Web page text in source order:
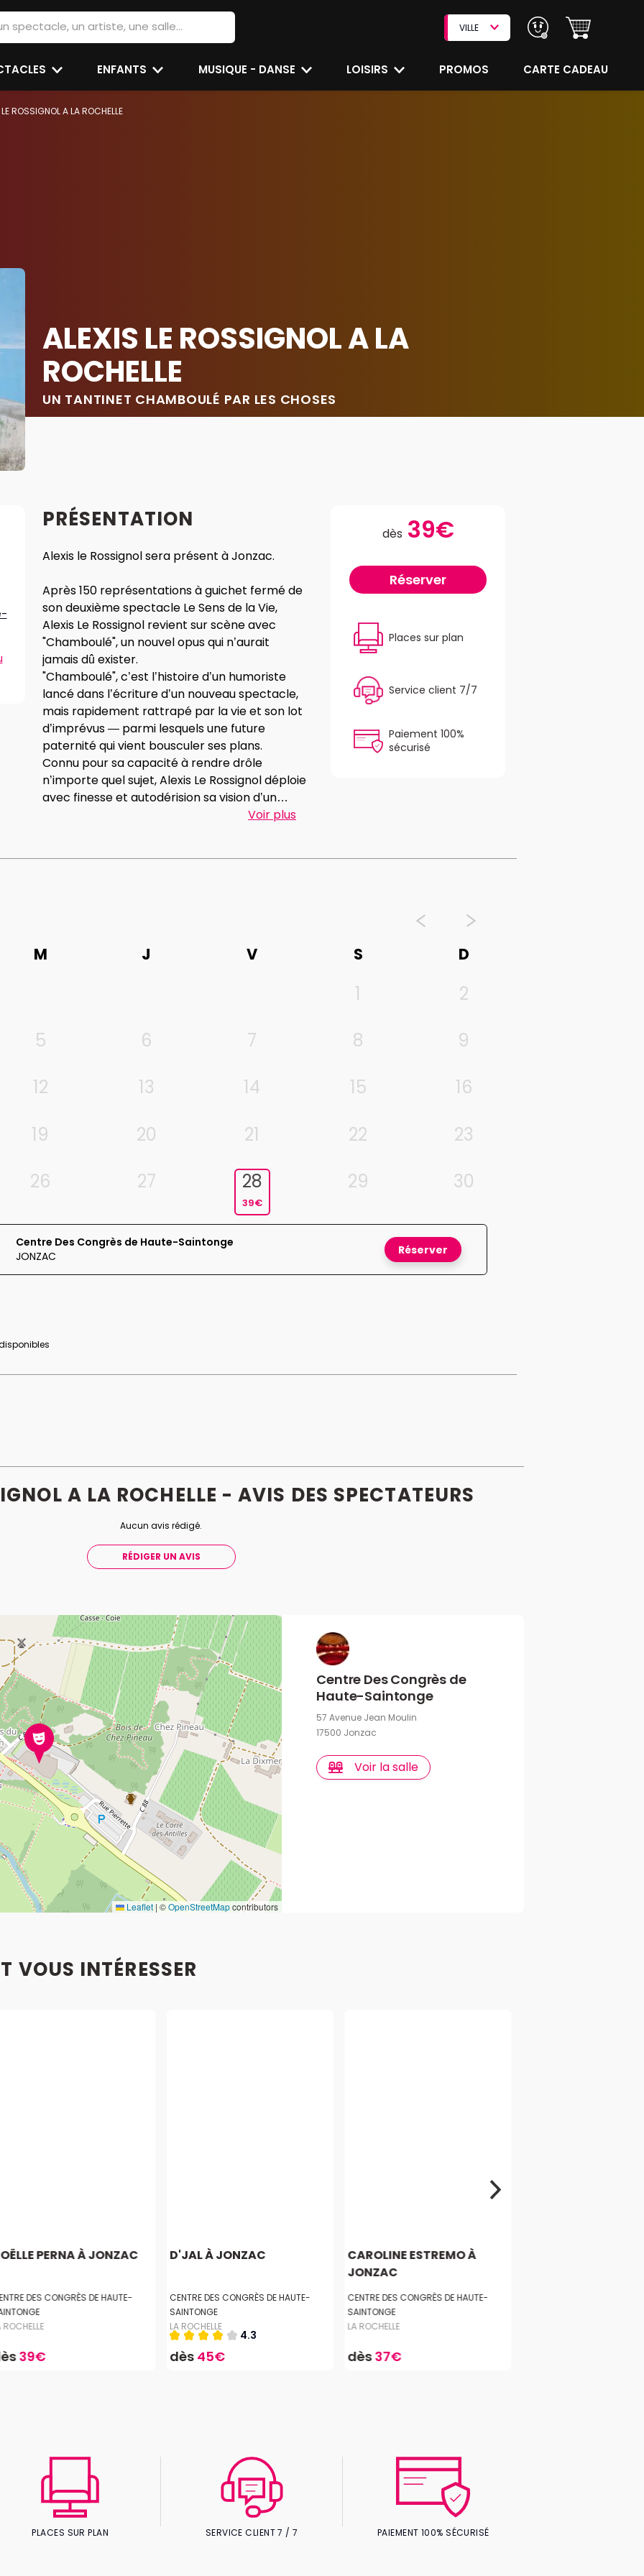
VILLE
ENFANTS MUSIQUE - DANSE LOISIRS PROMOS CARTE CADEAU
ROSSIGNOL A LA ROCHELLE
ALEXIS LE ROSSIGNOL A LA
ROCHELLE
UN TANTINET CHAMBOULÉ PAR LES CHOSES
PRÉSENTATION
Alexis le Rossignol sera présent à Jonzac.
Après 150 représentations à guichet fermé de
son deuxième spectacle Le Sens de la Vie,
Alexis Le Rossignol revient sur scène avec
"Chamboulé", un nouvel opus qui n’aurait
jamais dû exister.
"Chamboulé", c’est l’histoire d’un humoriste
lancé dans l’écriture d’un nouveau spectacle,
mais rapidement rattrapé par la vie et son lot
d’imprévus — parmi lesquels une future
paternité qui vient bousculer ses plans.
Connu pour sa capacité à rendre drôle
n’importe quel sujet, Alexis Le Rossignol déploie
avec finesse et autodérision sa vision d’un
monde bouleversé et bouleversant, enVoir plus
dès 39€
Réserver
Places sur plan
Service client 7/7
Paiement 100%
sécurisé
M J V S D
1
2
5
6 7 8
9
12
13 14 15
16
19
20 21 22
23
26
27 28
39€
29 30
Centre Des Congrès de Haute-Saintonge
JONZAC
Réserver
A LA ROCHELLE - AVIS DES SPECTATEURS
Aucun avis rédigé.
RÉDIGER UN AVIS
Leaflet | ©OpenStreetMapcontributors
Centre Des Congrès de
Haute-Saintonge
57 Avenue Jean Moulin
17500 Jonzac
Voir la salle
VOUS INTÉRESSER
PERNA À JONZAC
DES CONGRÈS DE HAUTE-
ROCHELLE
39€
D'JAL À JONZAC
CENTRE DES CONGRÈS DE HAUTE-
SAINTONGE
LA ROCHELLE
4.3
dès 45€
CAROLINE ESTREMO À
JONZAC
CENTRE DES CONGRÈS DE HAUTE-
SAINTONGE
LA ROCHELLE
dès37€
PLACES SUR PLAN SERVICE CLIENT 7 / 7 PAIEMENT 100% SÉCURISÉ